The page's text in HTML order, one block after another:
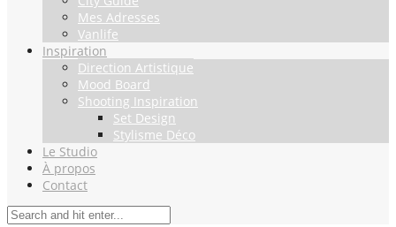
Mes Adresses
Vanlife
Inspiration
Direction Artistique
Mood Board
Shooting Inspiration
Set Design
Stylisme Déco
Le Studio
À propos
Contact